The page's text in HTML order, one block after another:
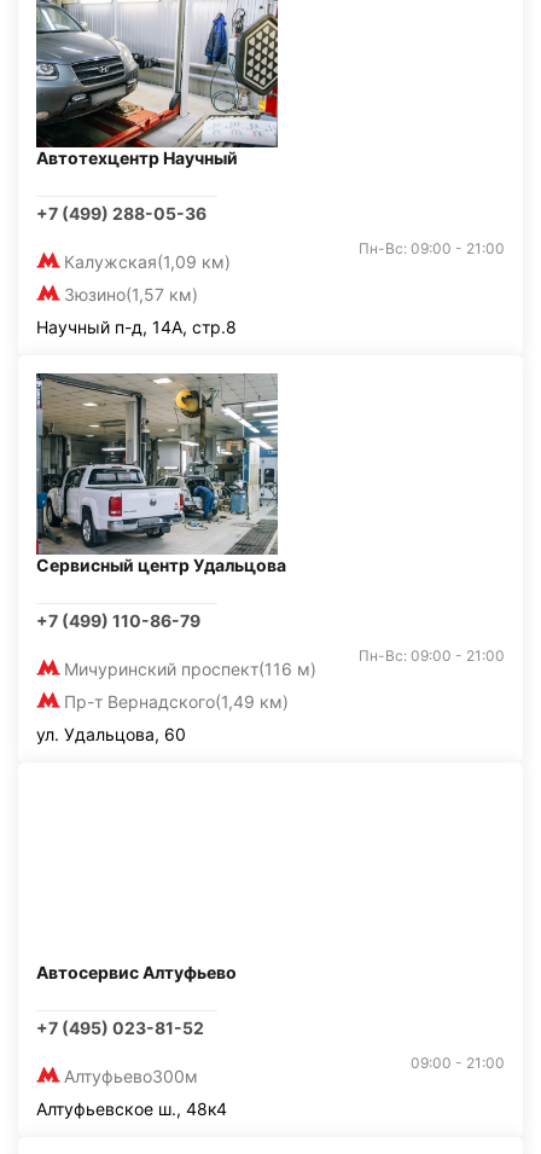
Автотехцентр Научный
+7 (499) 288-05-36
Калужская(1,09 км)
Зюзино(1,57 км)
Пн-Вс: 09:00 - 21:00
Научный п-д, 14А, стр.8
Сервисный центр Удальцова
+7 (499) 110-86-79
Мичуринский проспект(116 м)
Пр-т Вернадского(1,49 км)
Пн-Вс: 09:00 - 21:00
ул. Удальцова, 60
Автосервис Алтуфьево
+7 (495) 023-81-52
Алтуфьево300м
09:00 - 21:00
Алтуфьевское ш., 48к4